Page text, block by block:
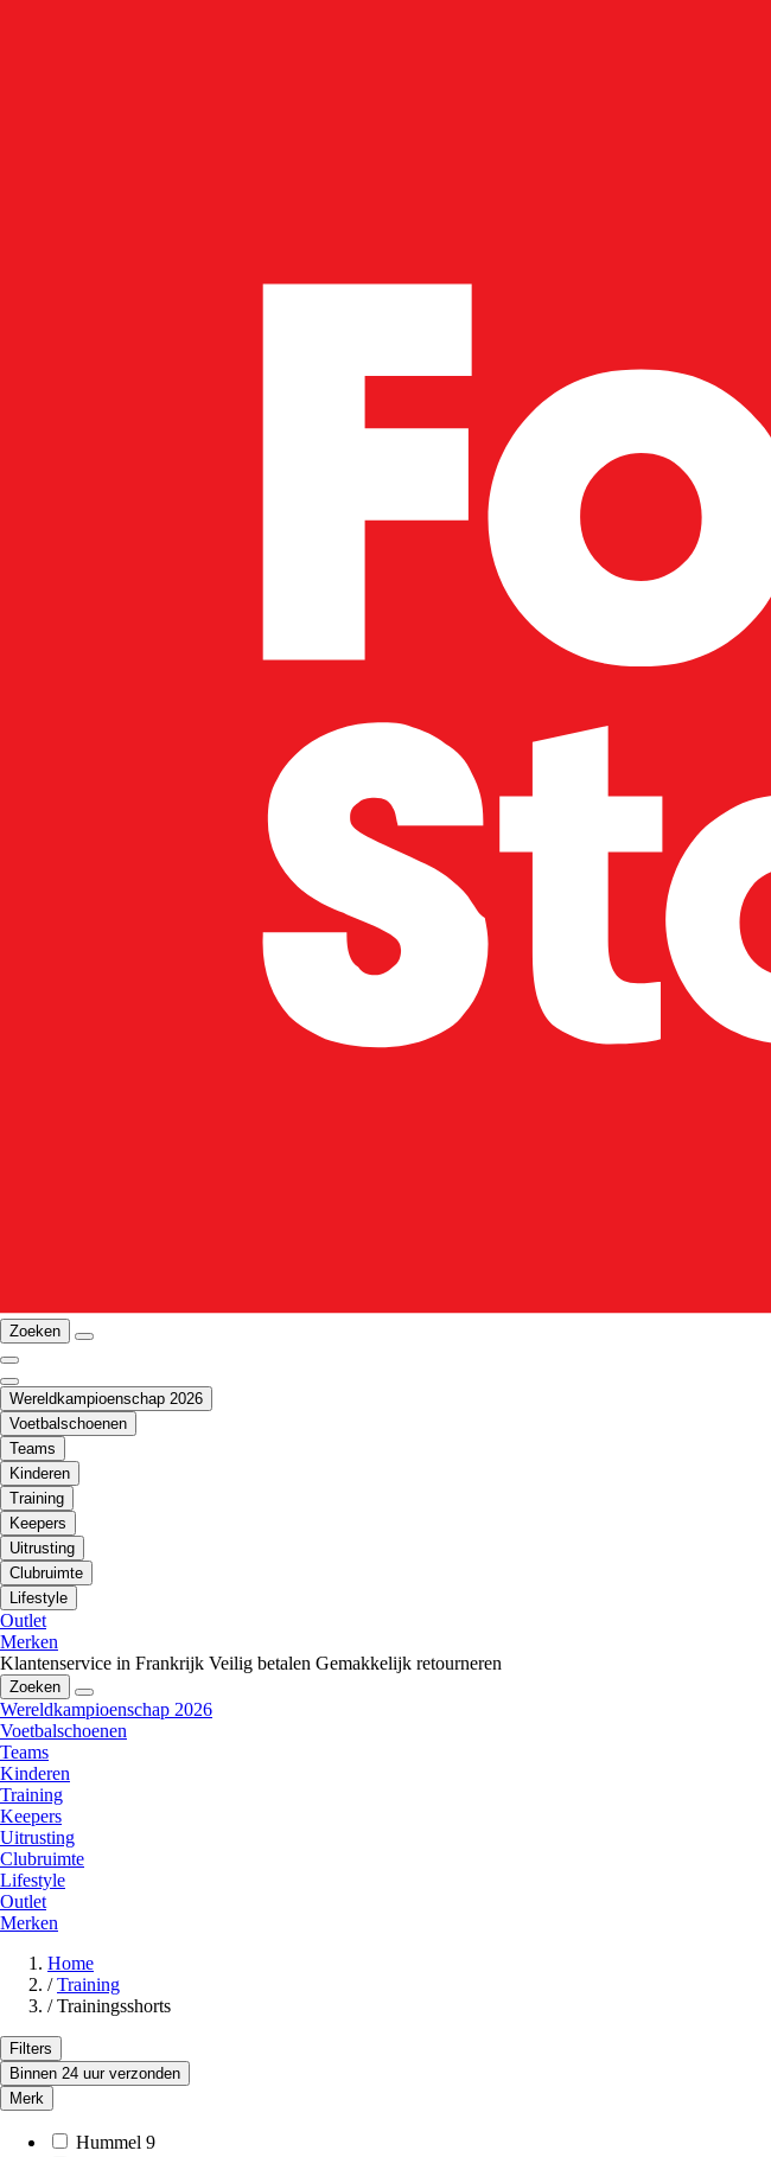
Zoeken
Wereldkampioenschap 2026
Voetbalschoenen
Teams
Kinderen
Training
Keepers
Uitrusting
Clubruimte
Lifestyle
Outlet
Merken
Klantenservice in Frankrijk Veilig betalen Gemakkelijk retourneren
Zoeken
Wereldkampioenschap 2026
Voetbalschoenen
Teams
Kinderen
Training
Keepers
Uitrusting
Clubruimte
Lifestyle
Outlet
Merken
Home
/ Training
/ Trainingsshorts
Filters
Binnen 24 uur verzonden
Merk
Hummel 9